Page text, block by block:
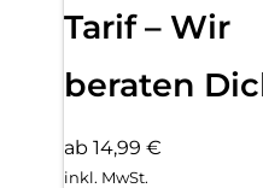
Tarif – Wir
beraten
ab 14,99 €
inkl. MwSt.